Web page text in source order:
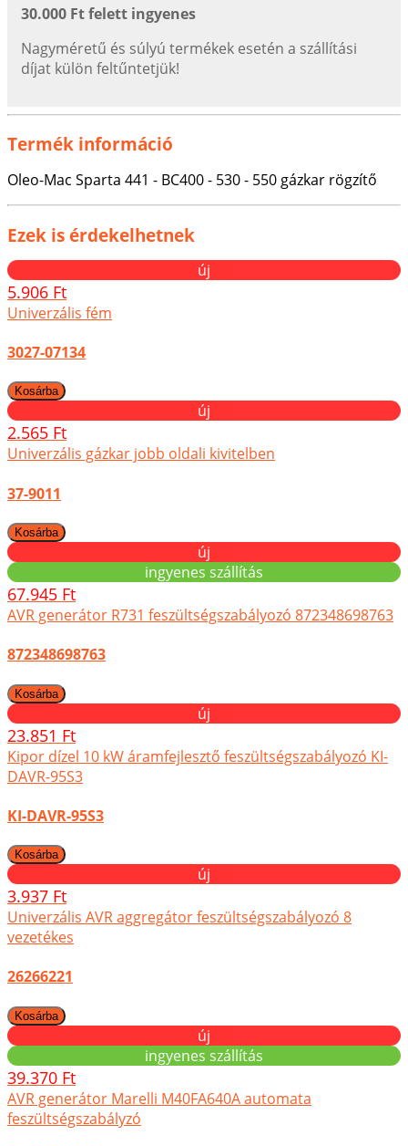
30.000 Ft felett ingyenes
Nagyméretű és súlyú termékek esetén a szállítási
díjat külön feltűntetjük!
Termék információ
Oleo-Mac Sparta 441 - BC400 - 530 - 550 gázkar rögzítő
Ezek is érdekelhetnek
új
5.906 Ft
Univerzális fém
3027-07134
új
2.565 Ft
Univerzális gázkar jobb oldali kivitelben
37-9011
új
ingyenes szállítás
67.945 Ft
AVR generátor R731 feszültségszabályozó 872348698763
872348698763
új
23.851 Ft
Kipor dízel 10 kW áramfejlesztő feszültségszabályozó KI-
DAVR-95S3
KI-DAVR-95S3
új
3.937 Ft
Univerzális AVR aggregátor feszültségszabályozó 8
vezetékes
26266221
új
ingyenes szállítás
39.370 Ft
AVR generátor Marelli M40FA640A automata
feszültségszabályzó